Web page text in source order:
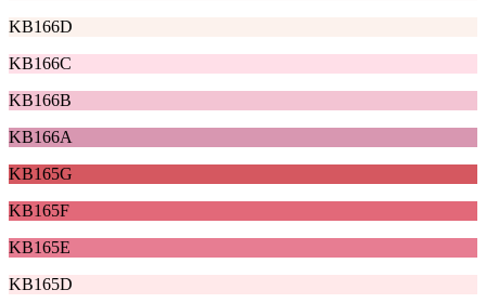
KB166D
KB166C
KB166B
KB166A
KB165G
KB165F
KB165E
KB165D